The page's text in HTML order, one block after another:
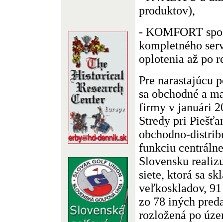
produktov),
- KOMFORT
kompletného
oplotenia až po
Pre narastajúcu
sa obchodné a
firmy v januári
Stredy pri
obchodno-
funkciu
Slovensku
siete, ktorá sa
veľkoskladov,
zo 78 iných
rozložená po